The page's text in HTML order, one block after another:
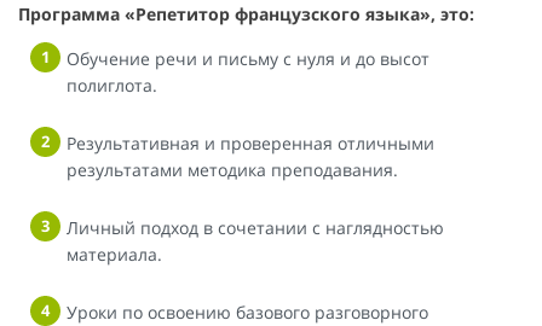
Программа «Репетитор французского языка», это:
Обучение речи и письму с нуля и до высот
полиглота.
Результативная и проверенная отличными
результатами методика преподавания.
Личный подход в сочетании с наглядностью
материала.
Уроки по освоению базового разговорного